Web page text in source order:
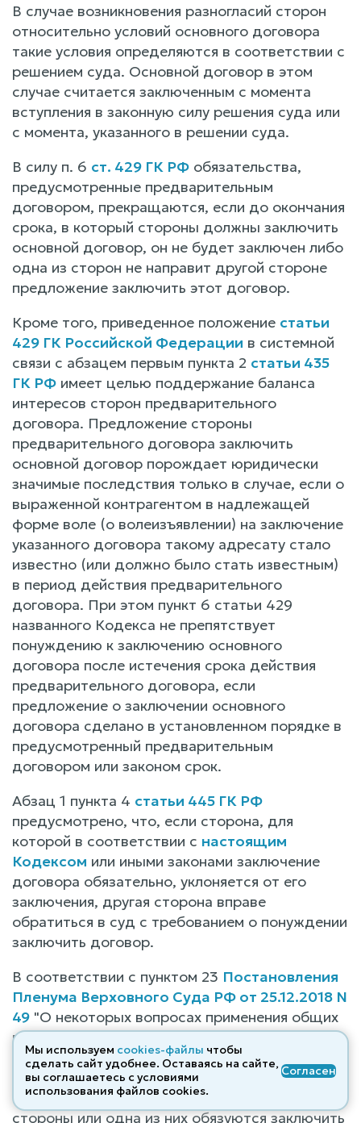
В случае возникновения разногласий сторон
относительно условий основного договора
такие условия определяются в соответствии с
решением суда. Основной договор в этом
случае считается заключенным с момента
вступления в законную силу решения суда или
с момента, указанного в решении суда.
В силу п. 6 ст. 429 ГК РФ обязательства,
предусмотренные предварительным
договором, прекращаются, если до окончания
срока, в который стороны должны заключить
основной договор, он не будет заключен либо
одна из сторон не направит другой стороне
предложение заключить этот договор.
Кроме того, приведенное положение статьи
429 ГК Российской Федерации в системной
связи с абзацем первым пункта 2 статьи 435
ГК РФ имеет целью поддержание баланса
интересов сторон предварительного
договора. Предложение стороны
предварительного договора заключить
основной договор порождает юридически
значимые последствия только в случае, если о
выраженной контрагентом в надлежащей
форме воле (о волеизъявлении) на заключение
указанного договора такому адресату стало
известно (или должно было стать известным)
в период действия предварительного
договора. При этом пункт 6 статьи 429
названного Кодекса не препятствует
понуждению к заключению основного
договора после истечения срока действия
предварительного договора, если
предложение о заключении основного
договора сделано в установленном порядке в
предусмотренный предварительным
договором или законом срок.
Абзац 1 пункта 4 статьи 445 ГК РФ
предусмотрено, что, если сторона, для
которой в соответствии с настоящим
Кодексом или иными законами заключение
договора обязательно, уклоняется от его
заключения, другая сторона вправе
обратиться в суд с требованием о понуждении
заключить договор.
В соответствии с пунктом 23 Постановления
Пленума Верховного Суда РФ от 25.12.2018 N
49 "О некоторых вопросах применения общих
положенийГражданского кодекса
Российской Федерациио заключении и
толковании договора", в силу положений п. 1
ст. 429 ГК РФпо предварительному договору
стороны или одна из них обязуются заключить
Мы используем cookies-файлы чтобы
сделать сайт удобнее. Оставаясь на сайте,
вы соглашаетесь с условиями
использования файлов cооkies.
Согласен